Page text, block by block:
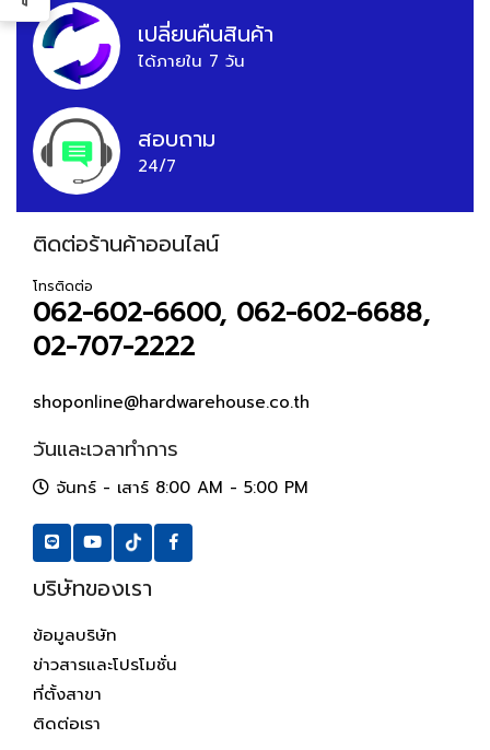
เปลี่ยนคืนสินค้า
ได้ภายใน 7 วัน
สอบถาม
24/7
ติดต่อร้านค้าออนไลน์
โทรติดต่อ
062-602-6600, 062-602-6688,
02-707-2222
shoponline@hardwarehouse.co.th
วันและเวลาทำการ
จันทร์ - เสาร์ 8:00 AM - 5:00 PM
บริษัทของเรา
ข้อมูลบริษัท
ข่าวสารและโปรโมชั่น
ที่ตั้งสาขา
ติดต่อเรา